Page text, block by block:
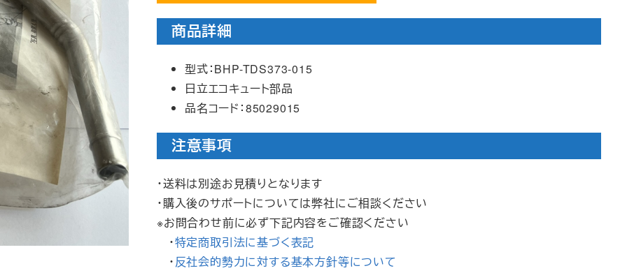
商品詳細
型式：BHP-TDS373-015
日立エコキュート部品
品名コード：85029015
注意事項
・送料は別途お見積りとなります
・購入後のサポートについては弊社にご相談ください
※お問合わせ前に必ず下記内容をご確認ください
・特定商取引法に基づく表記
・反社会的勢力に対する基本方針等について